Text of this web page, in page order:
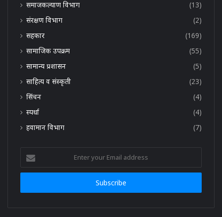
समाजकल्याण विभाग
(13)
संरक्षण विभाग
(2)
सहकार
(169)
सामाजिक उपक्रम
(55)
सामान्य प्रशासन
(5)
साहित्य व संस्कृती
(23)
सिंचन
(4)
स्पर्धा
(4)
हवामान विभाग
(7)
your
Email